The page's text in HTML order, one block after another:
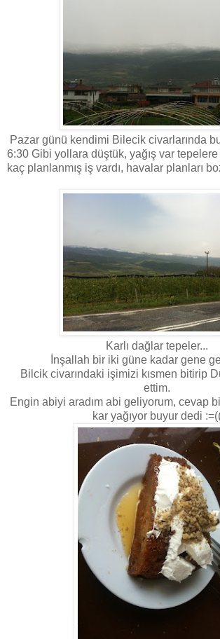
Pazar günü kendimi Bilecik civarlarında
6:30 Gibi yollara düştük, yağış var tepelere
kaç planlanmış iş vardı, havalar planları
Karlı dağlar tepeler...
İnşallah bir iki güne kadar gene
Bilcik civarındaki işimizi kısmen bitirip
ettim.
Engin abiyi aradım abi geliyorum, cevap
kar yağıyor buyur dedi